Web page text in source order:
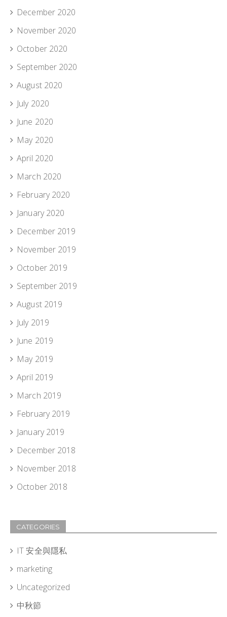
December 2020
November 2020
October 2020
September 2020
August 2020
July 2020
June 2020
May 2020
April 2020
March 2020
February 2020
January 2020
December 2019
November 2019
October 2019
September 2019
August 2019
July 2019
June 2019
May 2019
April 2019
March 2019
February 2019
January 2019
December 2018
November 2018
October 2018
CATEGORIES
IT 安全與隱私
marketing
Uncategorized
中秋節